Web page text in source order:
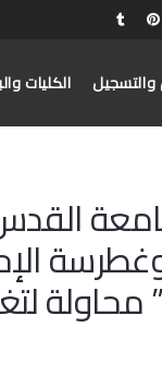
الكليات